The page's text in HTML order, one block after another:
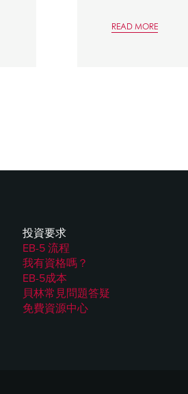
READ MORE
投資要求
EB-5 流程
我有資格嗎？
EB-5成本
貝林常見問題答疑
免費資源中心